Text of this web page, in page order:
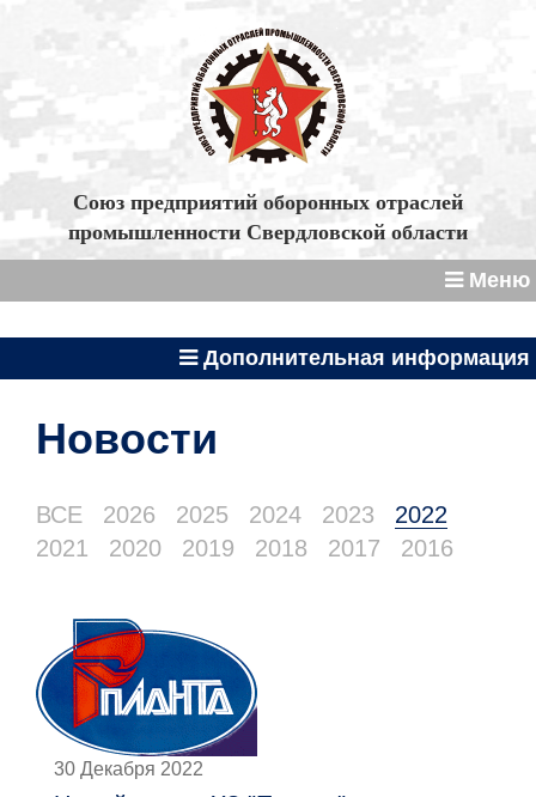
Союз предприятий оборонных отраслей
промышленности Свердловской области
Меню
Дополнительная информация
Новости
ВСЕ 2026 2025 2024 2023
2022
2021
2020 2019 2018 2017 2016
30 Декабря 2022